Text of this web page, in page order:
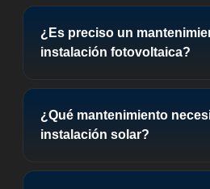
¿Es preciso un
instalación fotovoltaica?
¿Qué mantenimiento
instalación solar?